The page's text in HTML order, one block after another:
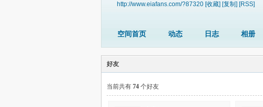
http://www.eiafans.com/?87320 [收藏] [复制] [RSS]
空间首页 动态 日志 相册
好友
当前共有 74 个好友